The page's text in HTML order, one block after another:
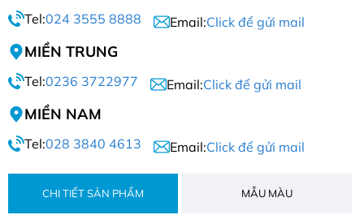
Tel:024 3555 8888 Email:Click để gửi mail
MIỀN TRUNG
Tel:0236 3722977 Email:Click để gửi mail
MIỀN NAM
Tel:028 3840 4613 Email:Click để gửi mail
CHI TIẾT SẢN PHẨM MẪU MÀU